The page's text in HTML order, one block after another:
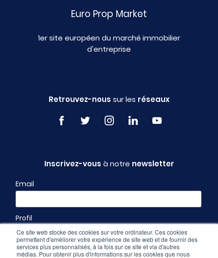
Ce site web stocke des cookies sur votre ordinateur. Ces cookies
permettent d'améliorer votre expérience de site web et de fournir des
services plus personnalisés, à la fois sur ce site et via d'autres
médias. Pour obtenir plus d'informations sur les cookies que nous
Euro Prop Market
1er site européen du marché immobilier
d'entreprise
Retrouvez-nous sur les réseaux
Inscrivez-vous à notre newsletter
Email
Profil